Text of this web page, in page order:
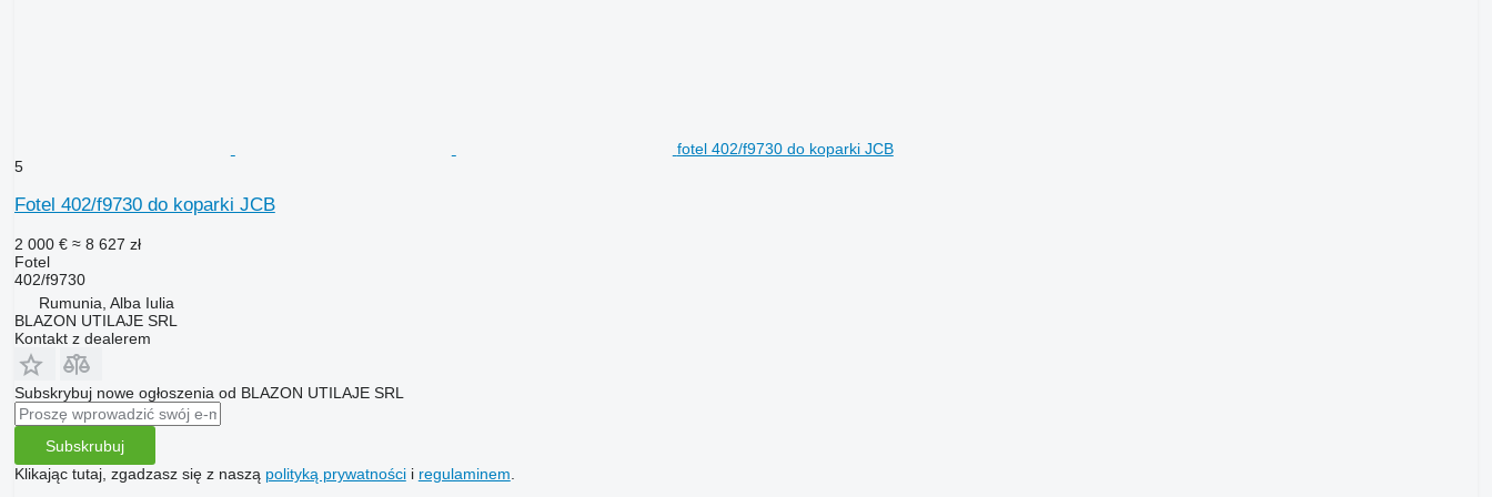
fotel 402/f9730 do koparki JCB
5
Fotel 402/f9730 do koparki JCB
2 000 € ≈ 8 627 zł
Fotel
402/f9730
Rumunia, Alba Iulia
BLAZON UTILAJE SRL
Kontakt z dealerem
Subskrybuj nowe ogłoszenia od BLAZON UTILAJE SRL
Subskrubuj
Klikając tutaj, zgadzasz się z naszą polityką prywatnościi regulaminem